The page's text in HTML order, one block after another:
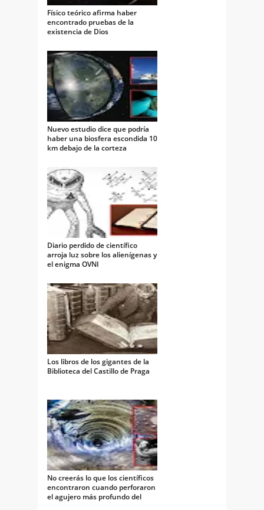
Físico teórico afirma haber
encontrado pruebas de la
existencia de Dios
Nuevo estudio dice que podría
haber una biosfera escondida 10
km debajo de la corteza
Diario perdido de científico
arroja luz sobre los alienígenas y
el enigma OVNI
Los libros de los gigantes de la
Biblioteca del Castillo de Praga
No creerás lo que los científicos
encontraron cuando perforaron
el agujero más profundo del